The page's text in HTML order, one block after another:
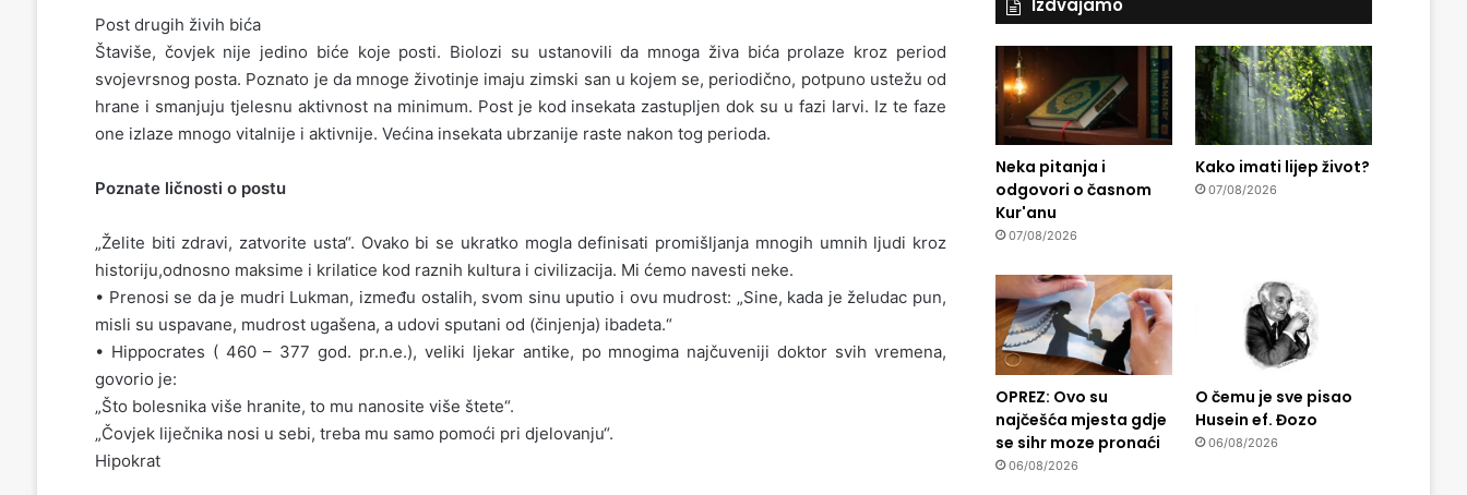
Post drugih živih bića
Štaviše, čovjek nije jedino biće koje posti. Biolozi su ustanovili da mnoga živa bića prolaze kroz period
svojevrsnog posta. Poznato je da mnoge životinje imaju zimski san u kojem se, periodično, potpuno ustežu od
hrane i smanjuju tjelesnu aktivnost na minimum. Post je kod insekata zastupljen dok su u fazi larvi. Iz te faze
one izlaze mnogo vitalnije i aktivnije. Većina insekata ubrzanije raste nakon tog perioda.
Poznate ličnosti o postu
„Želite biti zdravi, zatvorite usta“. Ovako bi se ukratko mogla definisati promišljanja mnogih umnih ljudi kroz
historiju,odnosno maksime i krilatice kod raznih kultura i civilizacija. Mi ćemo navesti neke.
• Prenosi se da je mudri Lukman, između ostalih, svom sinu uputio i ovu mudrost: „Sine, kada je želudac pun,
misli su uspavane, mudrost ugašena, a udovi sputani od (činjenja) ibadeta.“
• Hippocrates ( 460 – 377 god. pr.n.e.), veliki ljekar antike, po mnogima najčuveniji doktor svih vremena,
govorio je:
„Što bolesnika više hranite, to mu nanosite više štete“.
„Čovjek liječnika nosi u sebi, treba mu samo pomoći pri djelovanju“.
Hipokrat
Izdvajamo
Neka pitanja i
odgovori o časnom
Kur'anu
07/08/2026
Kako imati lijep život?
07/08/2026
OPREZ: Ovo su
najčešća mjesta gdje
se sihr moze pronaći
06/08/2026
O čemu je sve pisao
Husein ef. Đozo
06/08/2026